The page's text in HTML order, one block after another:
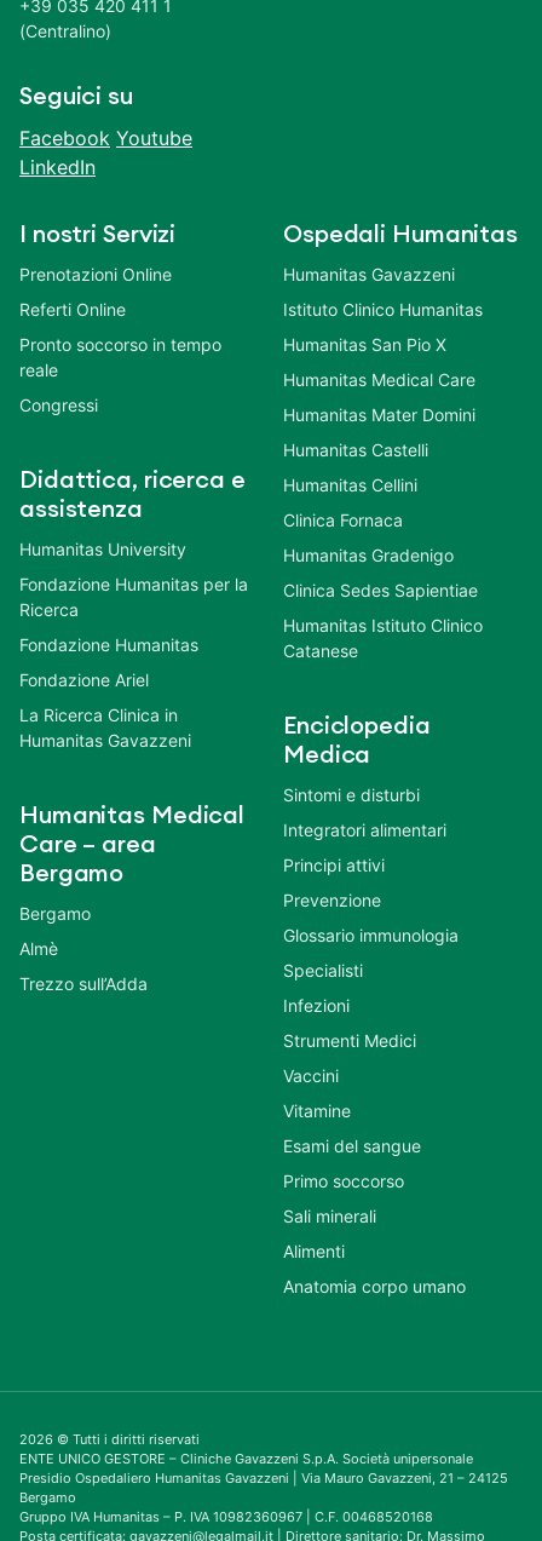
+39 035 420 411 1
(Centralino)
Seguici su
Facebook Youtube
LinkedIn
I nostri Servizi
Prenotazioni Online
Referti Online
Pronto soccorso in tempo
reale
Congressi
Didattica, ricerca e
assistenza
Humanitas University
Fondazione Humanitas per la
Ricerca
Fondazione Humanitas
Fondazione Ariel
La Ricerca Clinica in
Humanitas Gavazzeni
Humanitas Medical
Care – area
Bergamo
Bergamo
Almè
Trezzo sull’Adda
Ospedali Humanitas
Humanitas Gavazzeni
Istituto Clinico Humanitas
Humanitas San Pio X
Humanitas Medical Care
Humanitas Mater Domini
Humanitas Castelli
Humanitas Cellini
Clinica Fornaca
Humanitas Gradenigo
Clinica Sedes Sapientiae
Humanitas Istituto Clinico
Catanese
Enciclopedia
Medica
Sintomi e disturbi
Integratori alimentari
Principi attivi
Prevenzione
Glossario immunologia
Specialisti
Infezioni
Strumenti Medici
Vaccini
Vitamine
Esami del sangue
Primo soccorso
Sali minerali
Alimenti
Anatomia corpo umano
2026 © Tutti i diritti riservati
ENTE UNICO GESTORE – Cliniche Gavazzeni S.p.A. Società unipersonale
Presidio Ospedaliero Humanitas Gavazzeni | Via Mauro Gavazzeni, 21 – 24125
Bergamo
Gruppo IVA Humanitas – P. IVA 10982360967 | C.F. 00468520168
Posta certificata: gavazzeni@legalmail.it | Direttore sanitario: Dr. Massimo